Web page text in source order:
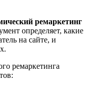
ремаркетинг
определяет, какие
на сайте, и
ремаркетинга